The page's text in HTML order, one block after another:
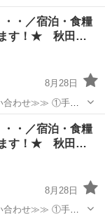
・／宿泊・食糧
ます！★ 秋田…
8月28日
合わせ≫≫ ①手持
③携帯が止まって
ロの・／宿泊・食糧
ます！★ 秋田…
8月28日
合わせ≫≫ ①手持